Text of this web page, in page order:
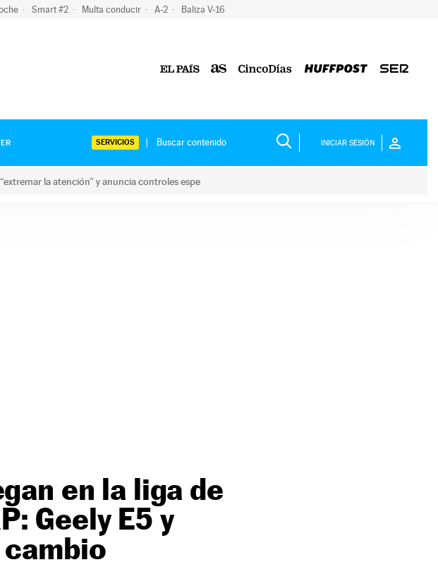
Smart #2 Multa conducir A-2 Baliza V-16
SERVICIOS INICIAR SESIÓN
la atención” y anuncia controles espe
en la liga de
Geely E5 y